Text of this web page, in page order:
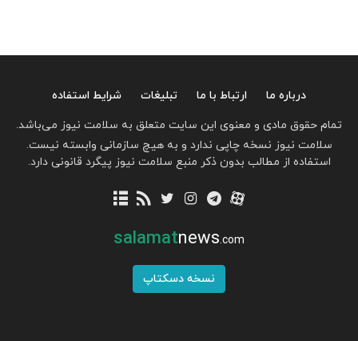
درباره ما ارتباط با ما تبلیغات
شرایط استفاده
تمام حقوق مادی و معنوی این سایت متعلق به سلامت نیوز می‌باشد.
سلامت نیوز نسخه چاپی ندارد و به هیچ سازمانی وابسته نیست.
استفاده از مطالب بدون ذکر منبع سلامت نیوز پیگرد قانونی دارد.
salamatnews.com
نسخه دسکتاپ